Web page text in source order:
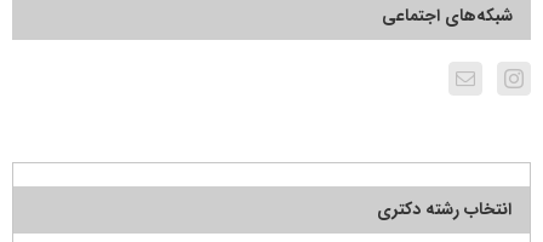
شبکه‌های اجتماعی
انتخاب رشته دکتری